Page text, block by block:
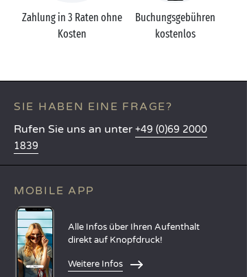
Zahlung in 3 Raten ohne
Kosten
Buchungsgebühren
kostenlos
SIE HABEN EINE FRAGE?
Rufen Sie uns an unter +49 (0)69 2000
1839
MOBILE APP
Alle Infos über Ihren Aufenthalt
direkt auf Knopfdruck!
Weitere Infos